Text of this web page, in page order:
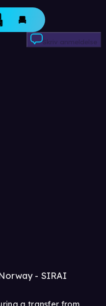
Skriv anmeldelse
- SIRAI
a transfer from